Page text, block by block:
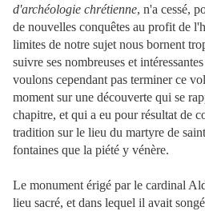
d'archéologie chrétienne, n'a cessé,
de nouvelles conquêtes au profit de
limites de notre sujet nous bornent
suivre ses nombreuses et
voulons cependant pas terminer ce
moment sur une découverte qui se
chapitre, et qui a eu pour résultat de
tradition sur le lieu du martyre de
fontaines que la piété y vénère.
Le monument érigé par le cardinal
lieu sacré, et dans lequel il avait